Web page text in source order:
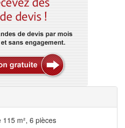
m², 6 pièces